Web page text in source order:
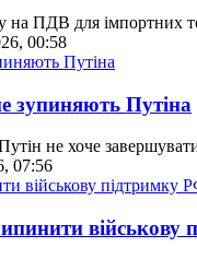
на ПДВ для імпортних
00:58
зупиняють Путіна
не хоче
07:56
військову